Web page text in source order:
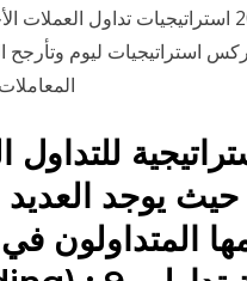
الاهتمام بالبحث 20 استراتيجيات
يوجد العديد